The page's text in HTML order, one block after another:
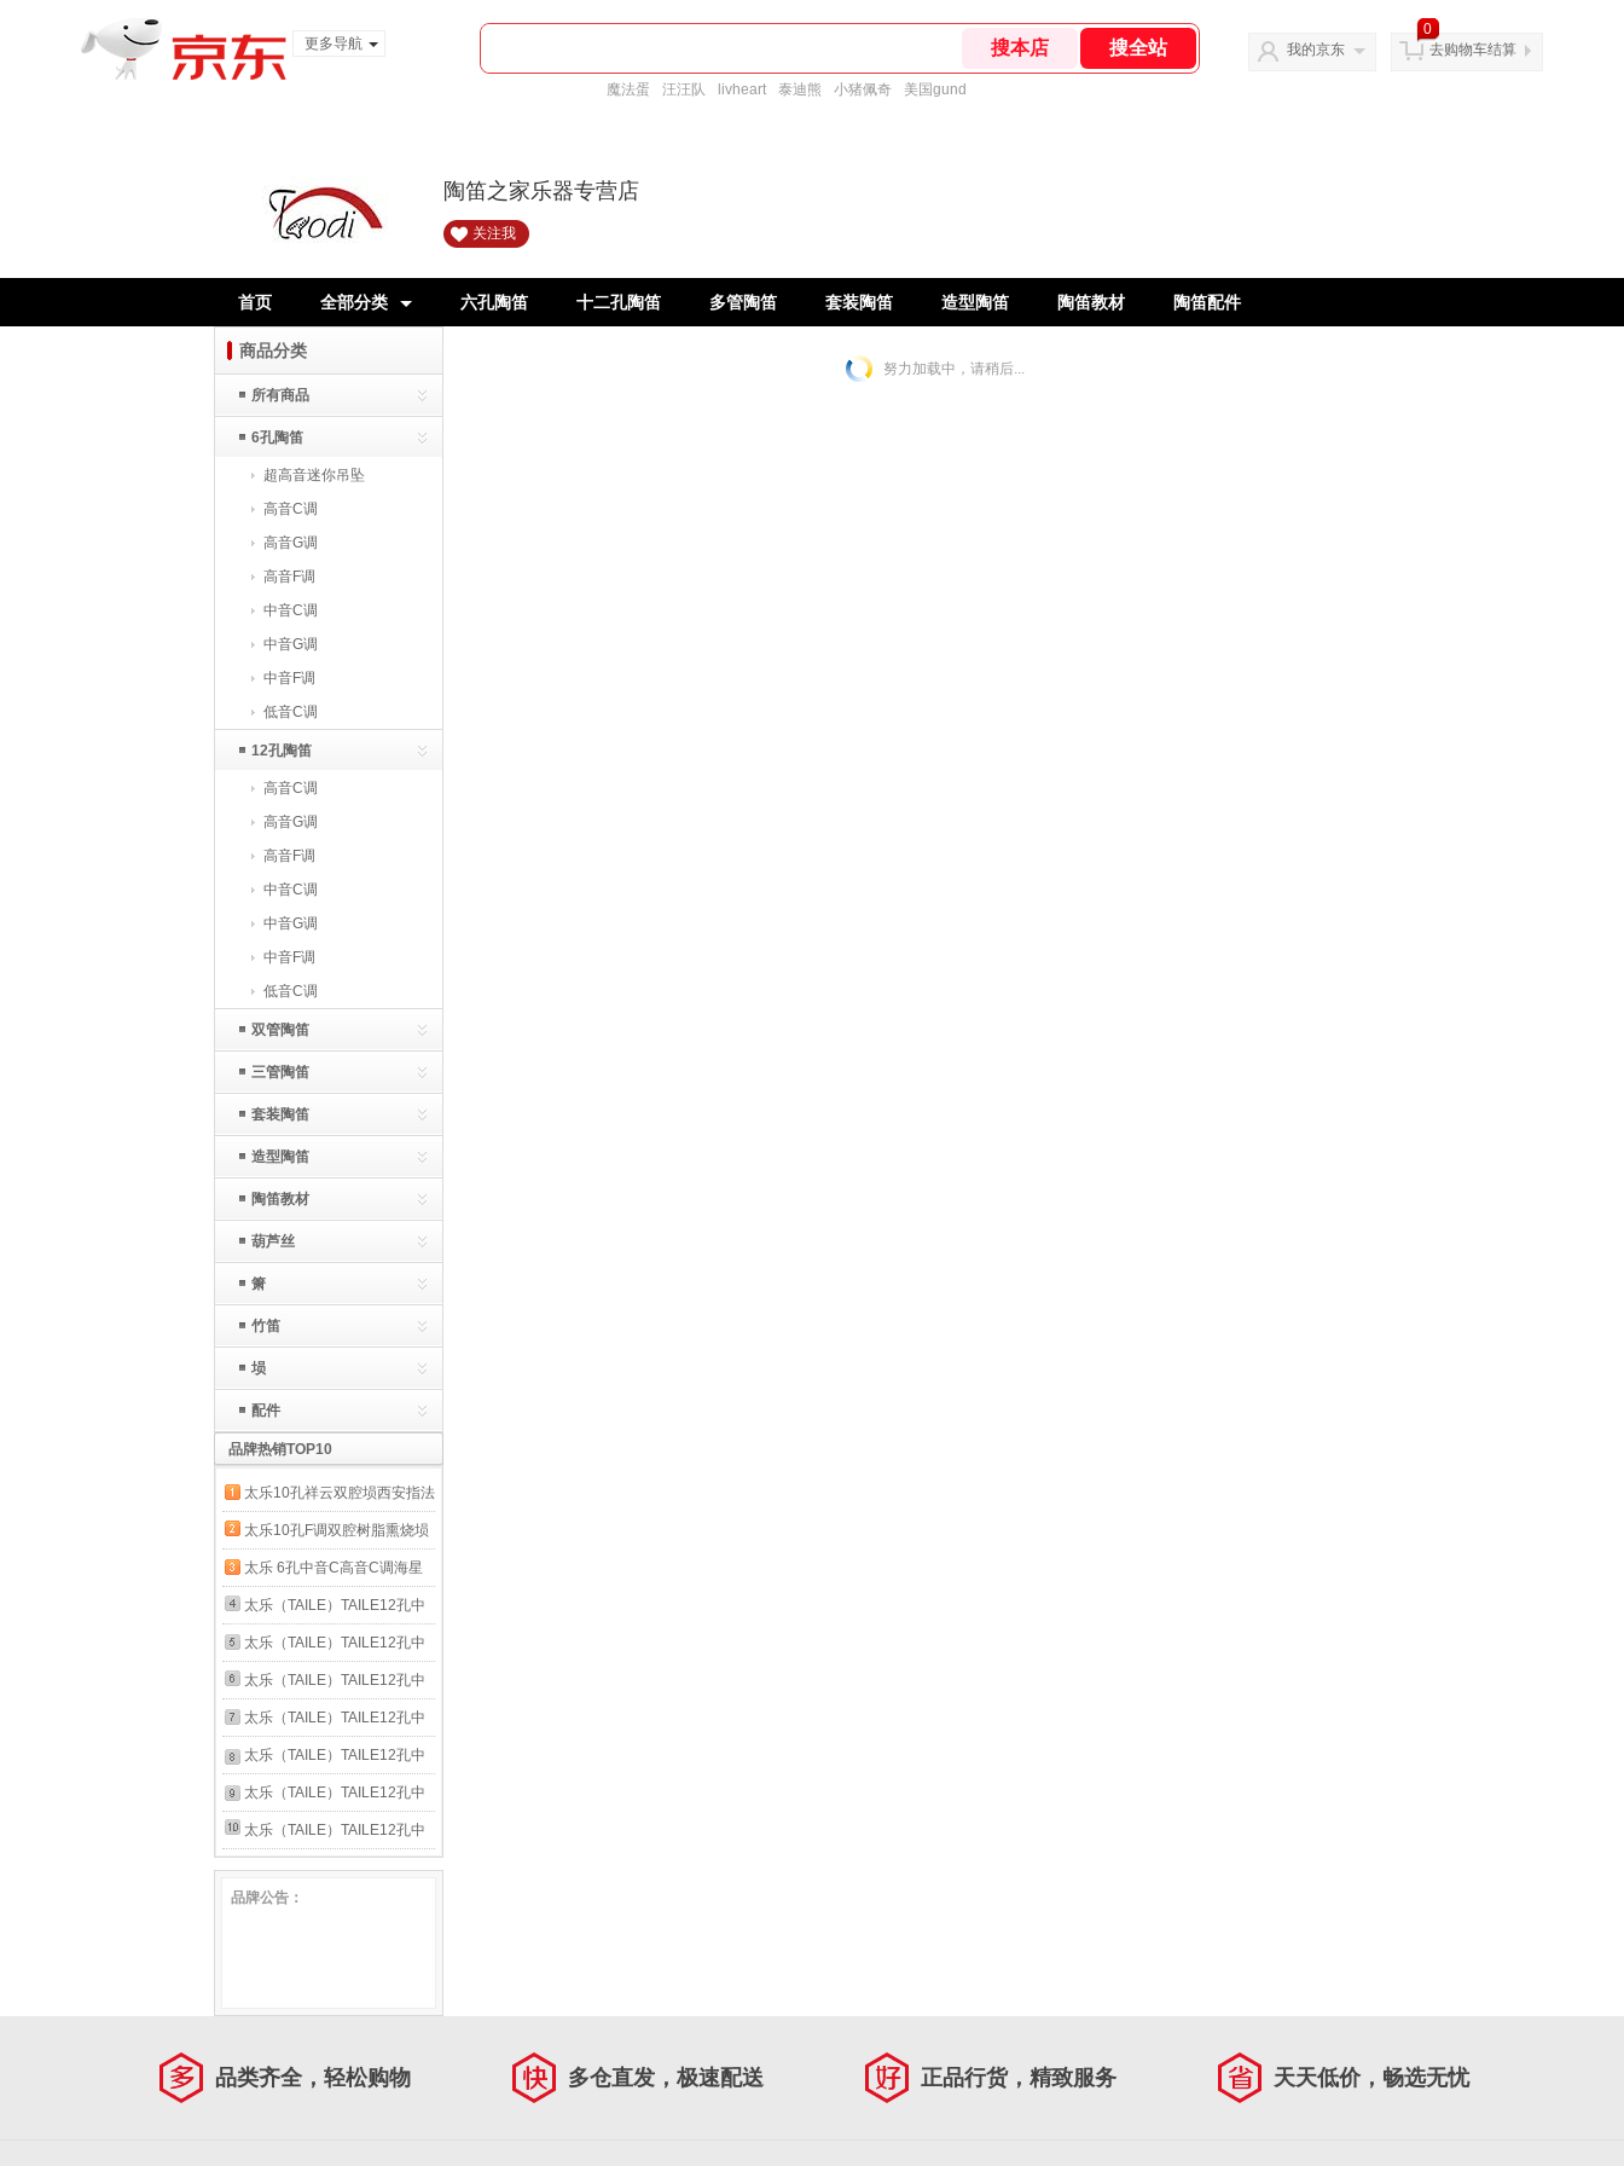
更多导航
魔法蛋 汪汪队 livheart 泰迪熊 小猪佩奇 美国gund
我的京东
0
去购物车结算
陶笛之家乐器专营店
关注我
首页 全部分类 六孔陶笛 十二孔陶笛 多管陶笛 套装陶笛 造型陶笛 陶笛教材 陶笛配件
商品分类
所有商品
6孔陶笛
超高音迷你吊坠
高音C调
高音G调
高音F调
中音C调
中音G调
中音F调
低音C调
12孔陶笛
高音C调
高音G调
高音F调
中音C调
中音G调
中音F调
低音C调
双管陶笛
三管陶笛
套装陶笛
造型陶笛
陶笛教材
葫芦丝
箫
竹笛
埙
配件
品牌热销TOP10
太乐10孔祥云双腔埙西安指法
左起右起刘宽忍专业初学者七
星指法 左起西安指法G调
太乐10孔F调双腔树脂熏烧埙
耐摔耐用十孔专业笔筒演奏乐
器初学 专业耐摔熏烧埙-F调F
调
太乐 6孔中音C高音C调海星
塑胶耐摔陶笛 六孔ac陶笛SC
初学推荐学校 中音C调-绿色
太乐（TAILE）TAILE12孔中
音C调AC古朴专业演奏陶笛初
学入门 古朴墨荷 标配
太乐（TAILE）TAILE12孔中
音C调AC古朴专业演奏陶笛初
学入门 馥郁紫葡 标配
太乐（TAILE）TAILE12孔中
音C调AC古朴专业演奏陶笛初
学入门 昂扬绿竹 标配
太乐（TAILE）TAILE12孔中
音C调AC古朴专业演奏陶笛初
学入门 蓝裂纹 标配
太乐（TAILE）TAILE12孔中
音C调AC古朴专业演奏陶笛初
学入门 白裂纹 标配
太乐（TAILE）TAILE12孔中
音C调AC古朴专业演奏陶笛初
太乐（TAILE）TAILE12孔中
音C调AC古朴专业演奏陶笛初
学入门 蓝釉 标配
品牌公告：
努力加载中，请稍后...
品类齐全，轻松购物 多仓直发，极速配送 正品行货，精致服务 天天低价，畅选无忧